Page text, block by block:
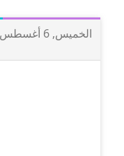
الخميس, 6 أغسطس 2026